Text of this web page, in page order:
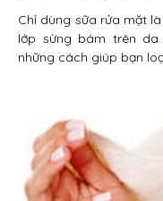
Chỉ dùng sữa rửa mặt
lớp sừng bám trên
những cách giúp bạn